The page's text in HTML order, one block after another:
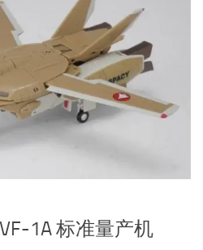
1A 标准量产机